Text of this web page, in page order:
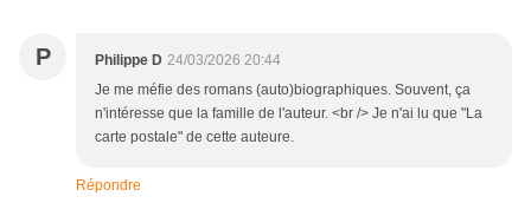
P Philippe D 24/03/2026 20:44
Je me méfie des romans (auto)biographiques. Souvent, ça
n'intéresse que la famille de l'auteur. <br /> Je n'ai lu que "La
carte postale" de cette auteure.
Répondre